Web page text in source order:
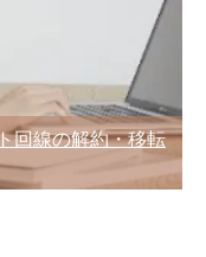
れた！業者選びに失
方
ール箱の集め方と自
点
回線の解約・移転